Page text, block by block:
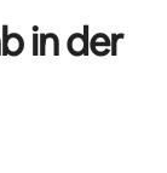
in der